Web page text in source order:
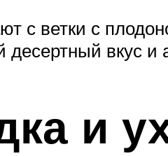
с ветки с
десертный вкус
и